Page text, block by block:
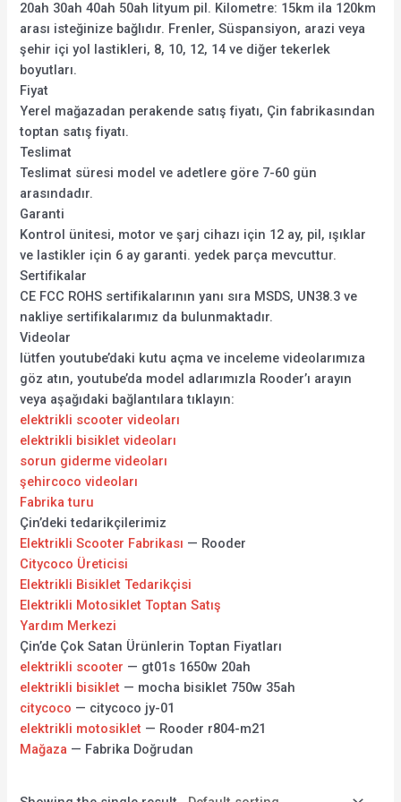
20ah 30ah 40ah 50ah lityum pil. Kilometre: 15km ila 120km
arası isteğinize bağlıdır. Frenler, Süspansiyon, arazi veya
şehir içi yol lastikleri, 8, 10, 12, 14 ve diğer tekerlek
boyutları.
Fiyat
Yerel mağazadan perakende satış fiyatı, Çin fabrikasından
toptan satış fiyatı.
Teslimat
Teslimat süresi model ve adetlere göre 7-60 gün
arasındadır.
Garanti
Kontrol ünitesi, motor ve şarj cihazı için 12 ay, pil, ışıklar
ve lastikler için 6 ay garanti. yedek parça mevcuttur.
Sertifikalar
CE FCC ROHS sertifikalarının yanı sıra MSDS, UN38.3 ve
nakliye sertifikalarımız da bulunmaktadır.
Videolar
lütfen youtube’daki kutu açma ve inceleme videolarımıza
göz atın, youtube’da model adlarımızla Rooder’ı arayın
veya aşağıdaki bağlantılara tıklayın:
elektrikli scooter videoları
elektrikli bisiklet videoları
sorun giderme videoları
şehircoco videoları
Fabrika turu
Çin’deki tedarikçilerimiz
Elektrikli Scooter Fabrikası — Rooder
Citycoco Üreticisi
Elektrikli Bisiklet Tedarikçisi
Elektrikli Motosiklet Toptan Satış
Yardım Merkezi
Çin’de Çok Satan Ürünlerin Toptan Fiyatları
elektrikli scooter — gt01s 1650w 20ah
elektrikli bisiklet — mocha bisiklet 750w 35ah
citycoco — citycoco jy-01
elektrikli motosiklet — Rooder r804-m21
Mağaza — Fabrika Doğrudan